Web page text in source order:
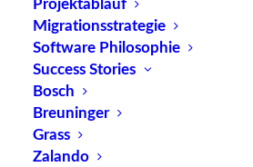
Migrationsstrategie
Software Philosophie
Success Stories
Bosch
Breuninger
Grass
Zalando
Das Internet der
und die